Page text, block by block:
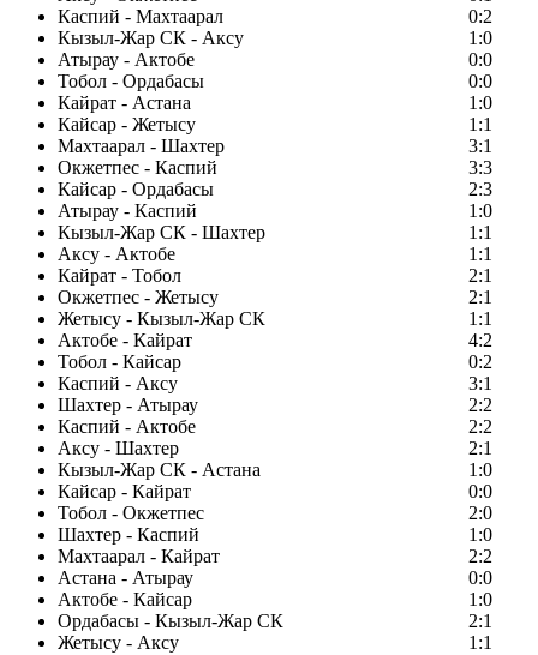
Каспий - Махтаарал
0:2
Кызыл-Жар СК - Аксу
1:0
Атырау - Актобе
0:0
Тобол - Ордабасы
0:0
Кайрат - Астана
1:0
Кайсар - Жетысу
1:1
Махтаарал - Шахтер
3:1
Окжетпес - Каспий
3:3
Кайсар - Ордабасы
2:3
Атырау - Каспий
1:0
Кызыл-Жар СК - Шахтер
1:1
Аксу - Актобе
1:1
Кайрат - Тобол
2:1
Окжетпес - Жетысу
2:1
Жетысу - Кызыл-Жар СК
1:1
Актобе - Кайрат
4:2
Тобол - Кайсар
0:2
Каспий - Аксу
3:1
Шахтер - Атырау
2:2
Каспий - Актобе
2:2
Аксу - Шахтер
2:1
Кызыл-Жар СК - Астана
1:0
Кайсар - Кайрат
0:0
Тобол - Окжетпес
2:0
Шахтер - Каспий
1:0
Махтаарал - Кайрат
2:2
Астана - Атырау
0:0
Актобе - Кайсар
1:0
Ордабасы - Кызыл-Жар СК
2:1
Жетысу - Аксу
1:1